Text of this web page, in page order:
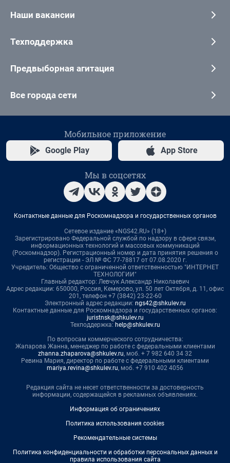
Наши вакансии
Техподдержка
Предвыборная агитация
Все города сети
Мобильное приложение
Google Play App Store
Мы в соцсетях
Контактные данные для Роскомнадзора и государственных органов
Сетевое издание «NGS42.RU» (18+)
Зарегистрировано Федеральной службой по надзору в сфере связи,
информационных технологий и массовых коммуникаций
(Роскомнадзор). Регистрационный номер и дата принятия решения о
регистрации - ЭЛ № ФС 77-78817 от 07.08.2020 г.
Учредитель: Общество с ограниченной ответственностью "ИНТЕРНЕТ
ТЕХНОЛОГИИ"
Главный редактор: Левчук Александр Николаевич
Адрес редакции: 650000, Россия, Кемерово, ул. 50 лет Октября, д. 11, офис
201, телефон +7 (3842) 23-22-60
Электронный адрес редакции: ngs42@shkulev.ru
Контактные данные для Роскомнадзора и государственных органов:
juristnsk@shkulev.ru
Техподдержка: help@shkulev.ru
По вопросам коммерческого сотрудничества:
Жапарова Жанна, менеджер по работе с федеральными клиентами
zhanna.zhaparova@shkulev.ru, моб. + 7 982 640 34 32
Ревина Мария, директор по работе с федеральными клиентами
mariya.revina@shkulev.ru, моб. +7 910 402 4056
Редакция сайта не несет ответственности за достоверность
информации, содержащейся в рекламных объявлениях.
Информация об ограничениях
Политика использования cookies
Рекомендательные системы
Политика конфиденциальности и обработки персональных данных и
правила использования сайта